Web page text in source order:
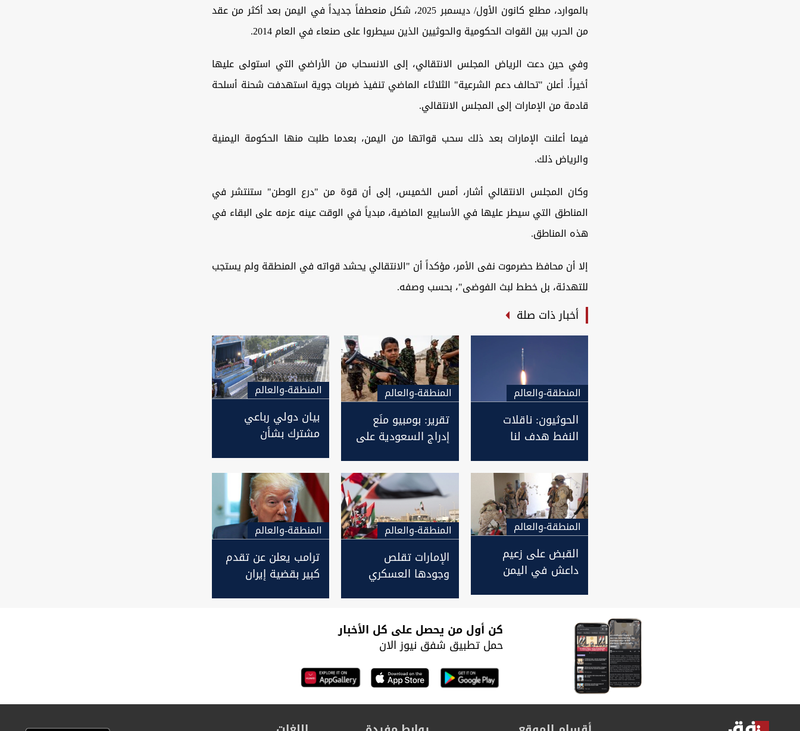
بالموارد، مطلع كانون الأول/ ديسمبر 2025، شكل منعطفاً جديداً في اليمن بعد أكثر من عقد
من الحرب بين القوات الحكومية والحوثيين الذين سيطروا على صنعاء في العام 2014.
وفي حين دعت الرياض المجلس الانتقالي، إلى الانسحاب من الأراضي التي استولى عليها
أخيراً. أعلن "تحالف دعم الشرعية" الثلاثاء الماضي تنفيذ ضربات جوية استهدفت شحنة أسلحة
قادمة من الإمارات إلى المجلس الانتقالي.
فيما أعلنت الإمارات بعد ذلك سحب قواتها من اليمن، بعدما طلبت منها الحكومة اليمنية
والرياض ذلك.
وكان المجلس الانتقالي أشار، أمس الخميس، إلى أن قوة من "درع الوطن" ستنتشر في
المناطق التي سيطر عليها في الأسابيع الماضية، مبدياً في الوقت عينه عزمه على البقاء في
هذه المناطق.
إلا أن محافظ حضرموت نفى الأمر، مؤكداً أن "الانتقالي يحشد قواته في المنطقة ولم يستجب
للتهدئة، بل خطط لبث الفوضى"، بحسب وصفه.
أخبار ذات صلة
المنطقة-والعالم
الحوثيون: ناقلات
النفط هدف لنا
مصر والسودان
المنطقة-والعالم
تقرير: بومبيو منَع
إدراج السعودية على
تجند الأطفال
المنطقة-والعالم
بيان دولي رباعي
مشترك بشأن
المنطقة-والعالم
القبض على زعيم
داعش في اليمن
المنطقة-والعالم
الإمارات تقلص
وجودها العسكري
المنطقة-والعالم
ترامب يعلن عن تقدم
كبير بقضية إيران
كن أول من يحصل على كل الأخبار
حمل تطبيق شفق نيوز الان